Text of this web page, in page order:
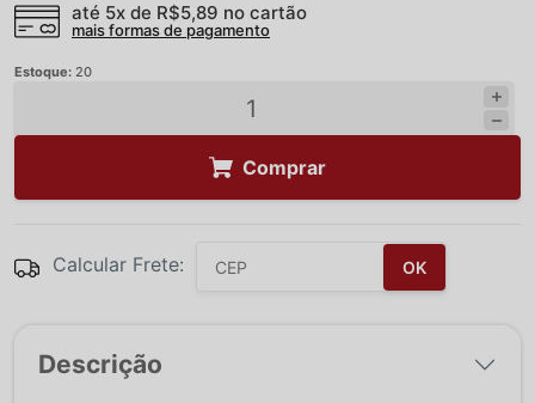
até 5x de R$5,89 no cartão
mais formas de pagamento
Estoque: 20
Comprar
Calcular Frete: OK
Descrição